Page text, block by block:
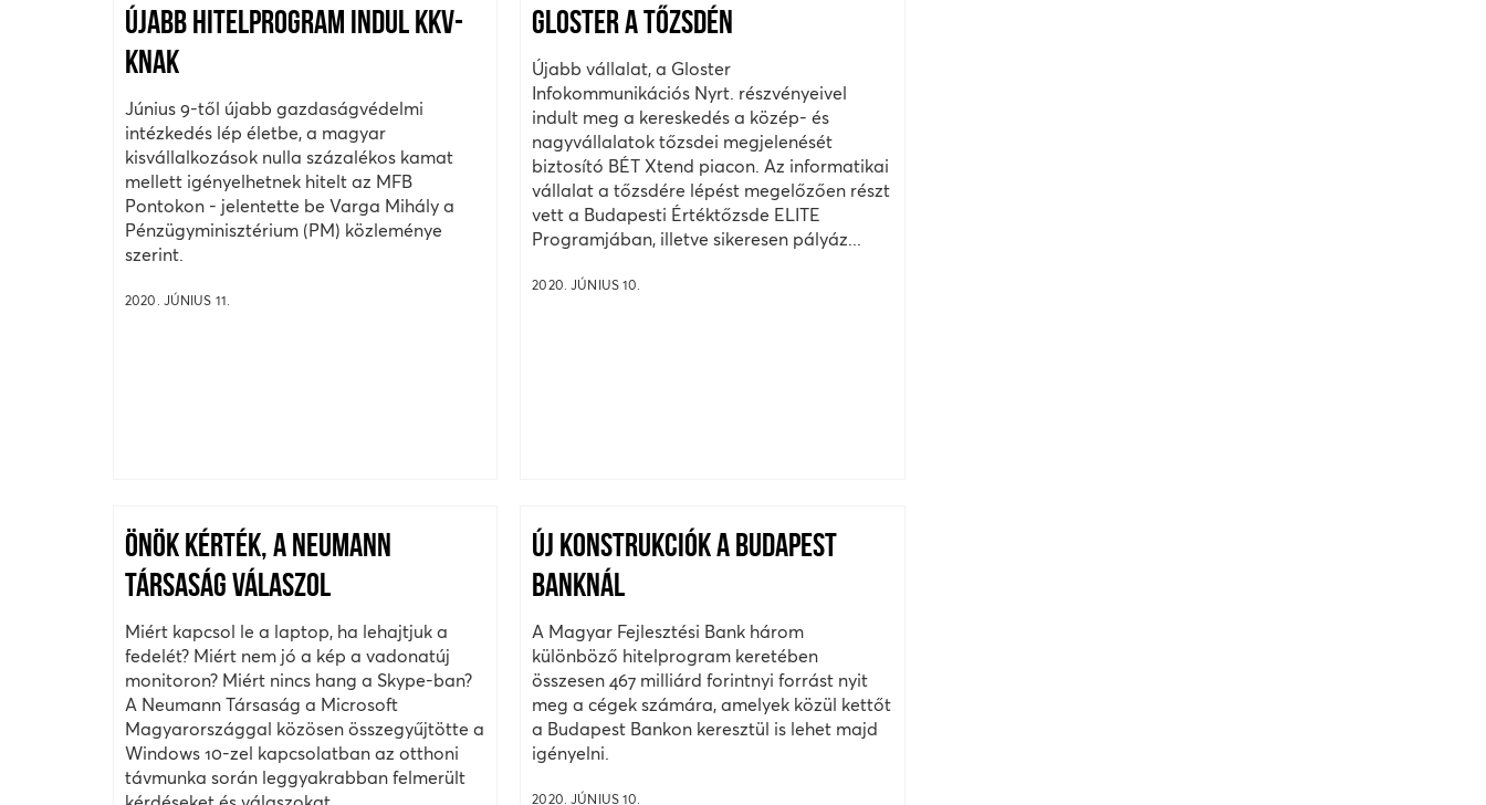
ÚJABB HITELPROGRAM INDUL KKV-
KNAK
Június 9-től újabb gazdaságvédelmi
intézkedés lép életbe, a magyar
kisvállalkozások nulla százalékos kamat
mellett igényelhetnek hitelt az MFB
Pontokon - jelentette be Varga Mihály a
Pénzügyminisztérium (PM) közleménye
szerint.
2020. JÚNIUS 11.
GLOSTER A TŐZSDÉN
Újabb vállalat, a Gloster
Infokommunikációs Nyrt. részvényeivel
indult meg a kereskedés a közép- és
nagyvállalatok tőzsdei megjelenését
biztosító BÉT Xtend piacon. Az informatikai
vállalat a tőzsdére lépést megelőzően részt
vett a Budapesti Értéktőzsde ELITE
Programjában, illetve sikeresen pályáz...
2020. JÚNIUS 10.
ÖNÖK KÉRTÉK, A NEUMANN
TÁRSASÁG VÁLASZOL
Miért kapcsol le a laptop, ha lehajtjuk a
fedelét? Miért nem jó a kép a vadonatúj
monitoron? Miért nincs hang a Skype-ban?
A Neumann Társaság a Microsoft
Magyarországgal közösen összegyűjtötte a
Windows 10-zel kapcsolatban az otthoni
távmunka során leggyakrabban felmerült
ÚJ KONSTRUKCIÓK A BUDAPEST
BANKNÁL
A Magyar Fejlesztési Bank három
különböző hitelprogram keretében
összesen 467 milliárd forintnyi forrást nyit
meg a cégek számára, amelyek közül kettőt
a Budapest Bankon keresztül is lehet majd
igényelni.
2020. JÚNIUS 10.